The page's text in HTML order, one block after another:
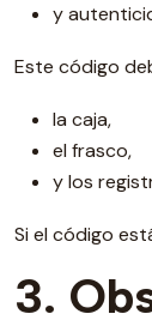
y
Este código
la caja,
el frasco,
y los
Si el código
3.